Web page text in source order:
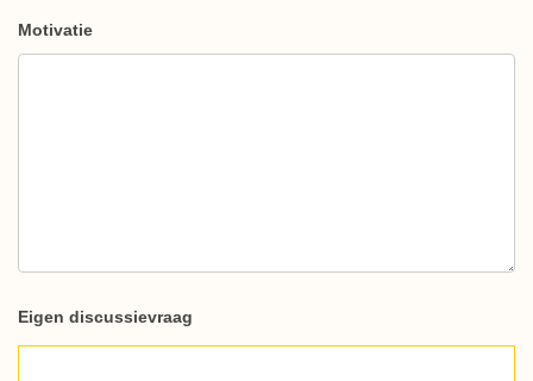
Motivatie
Eigen discussievraag